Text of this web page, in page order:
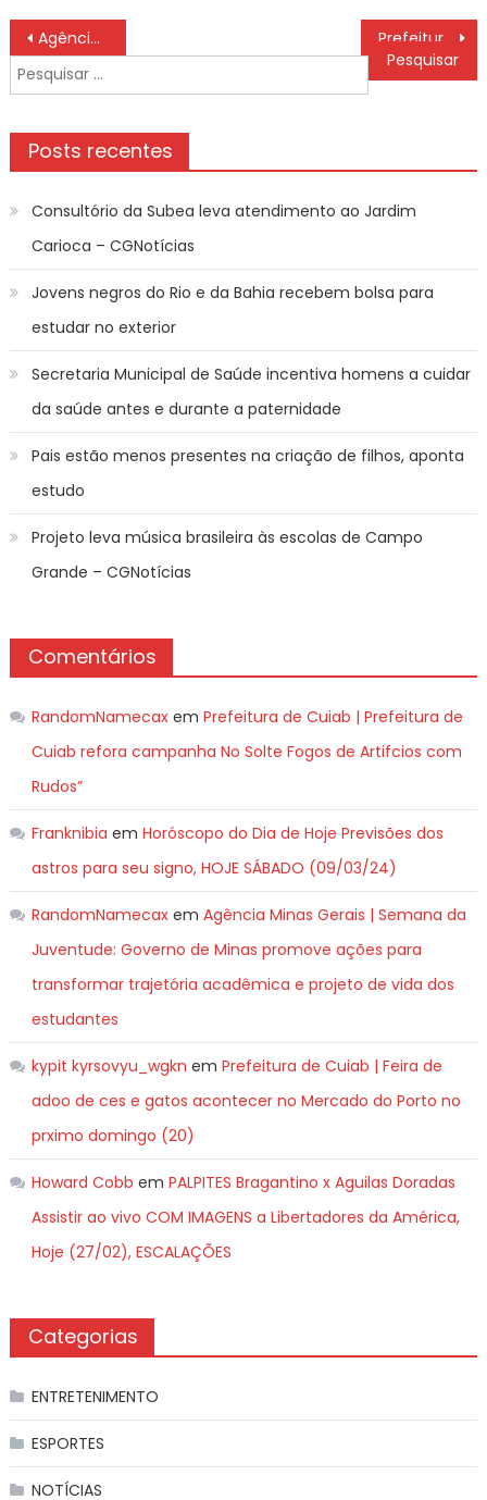
Navegação
de
Post
Agência Minas Gerais | Governo de Minas inaugura Posto Avançado de Coleta Externa de Sangue da Hemominas em São Lourenço
Prefeitura de João Pessoa realiza palestras e inscrições no ‘Eu Posso’ em evento para microempreendedores
Pesquisar
por:
Posts recentes
Consultório da Subea leva atendimento ao Jardim
Carioca – CGNotícias
Jovens negros do Rio e da Bahia recebem bolsa para
estudar no exterior
Secretaria Municipal de Saúde incentiva homens a cuidar
da saúde antes e durante a paternidade
Pais estão menos presentes na criação de filhos, aponta
estudo
Projeto leva música brasileira às escolas de Campo
Grande – CGNotícias
Comentários
RandomNamecaxem Prefeitura de Cuiab | Prefeitura de
Cuiab refora campanha No Solte Fogos de Artifcios com
Rudos”
Franknibia em Horóscopo do Dia de Hoje Previsões dos
astros para seu signo, HOJE SÁBADO (09/03/24)
RandomNamecaxem Agência Minas Gerais | Semana da
Juventude: Governo de Minas promove ações para
transformar trajetória acadêmica e projeto de vida dos
estudantes
kypit kyrsovyu_wgkn em Prefeitura de Cuiab | Feira de
adoo de ces e gatos acontecer no Mercado do Porto no
prximo domingo (20)
Howard Cobb em PALPITES Bragantino x Aguilas Doradas
Assistir ao vivo COM IMAGENS a Libertadores da América,
Hoje (27/02), ESCALAÇÕES
Categorias
ENTRETENIMENTO
ESPORTES
NOTÍCIAS